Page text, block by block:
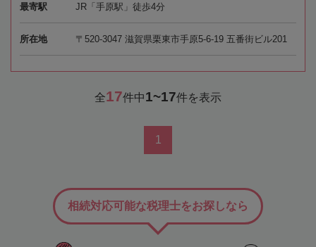
最寄駅 JR「手原駅」徒歩4分
所在地 〒520-3047 滋賀県栗東市手原5-6-19 五番街ビル201
全17件中1~17件を表示
1
相続対応可能な税理士をお探しなら